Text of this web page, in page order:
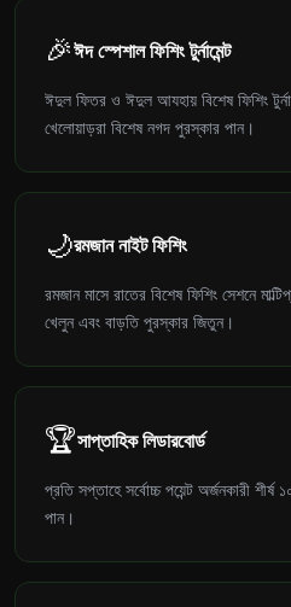
🎉ঈদ স্পেশাল ফিশিং টুর্নামেন্ট
ঈদুল ফিতর ও ঈদুল আযহায় বিশেষ ফিশিং
খেলোয়াড়রা বিশেষ নগদ পুরস্কার পান।
🌙রমজান নাইট ফিশিং
রমজান মাসে রাতের বিশেষ ফিশিং সেশনে
খেলুন এবং বাড়তি পুরস্কার জিতুন।
🏆সাপ্তাহিক লিডারবোর্ড
প্রতি সপ্তাহে সর্বোচ্চ পয়েন্ট অর্জনকারী
পান।